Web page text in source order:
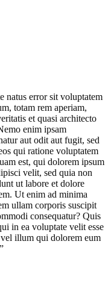
natus error sit voluptatem
totam rem aperiam,
et quasi architecto
enim ipsam
aut odit aut fugit, sed
qui ratione voluptatem
est, qui dolorem ipsum
velit, sed quia non
ut labore et dolore
Ut enim ad minima
ullam corporis suscipit
consequatur? Quis
in ea voluptate velit esse
illum qui dolorem eum